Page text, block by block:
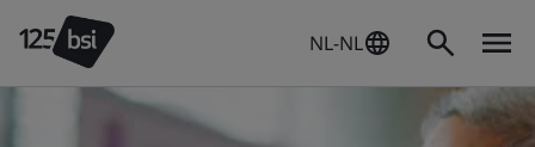
NL-NL